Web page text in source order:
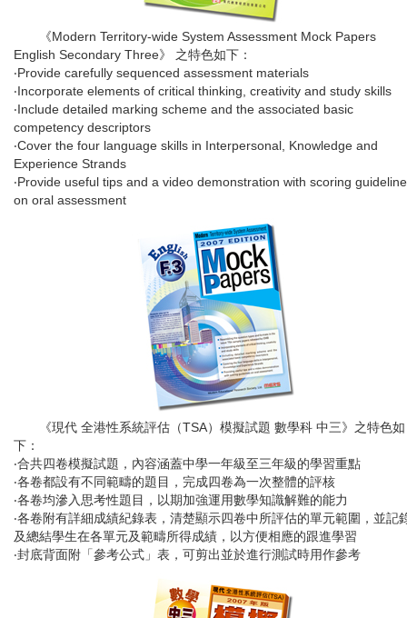
《Modern Territory-wide System Assessment Mock Papers
English Secondary Three》 之特色如下：
‧Provide carefully sequenced assessment materials
‧Incorporate elements of critical thinking, creativity and study skills
‧Include detailed marking scheme and the associated basic
competency descriptors
‧Cover the four language skills in Interpersonal, Knowledge and
Experience Strands
‧Provide useful tips and a video demonstration with scoring
on oral assessment
《現代 全港性系統評估（TSA）模擬試題 數學科 中三》之特色如
下：
‧合共四卷模擬試題，內容涵蓋中學一年級至三年級的學習重點
‧各卷都設有不同範疇的題目，完成四卷為一次整體的評核
‧各卷均滲入思考性題目，以期加強運用數學知識解難的能力
‧各卷附有詳細成績紀錄表，清楚顯示四卷中所評估的單元範圍，並記
及總結學生在各單元及範疇所得成績，以方便相應的跟進學習
‧封底背面附「參考公式」表，可剪出並於進行測試時用作參考